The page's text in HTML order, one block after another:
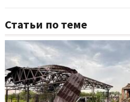
Статьи по теме